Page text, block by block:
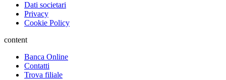
Dati societari
Privacy
Cookie Policy
content
Banca Online
Contatti
Trova filiale